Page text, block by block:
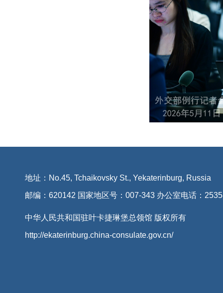
地址：No.45, Tchaikovsky St., Yekaterinburg, Russia
邮编：620142 国家地区号：007-343 办公室电话：
中华人民共和国驻叶卡捷琳堡总领馆 版权所有
http://ekaterinburg.china-consulate.gov.cn/